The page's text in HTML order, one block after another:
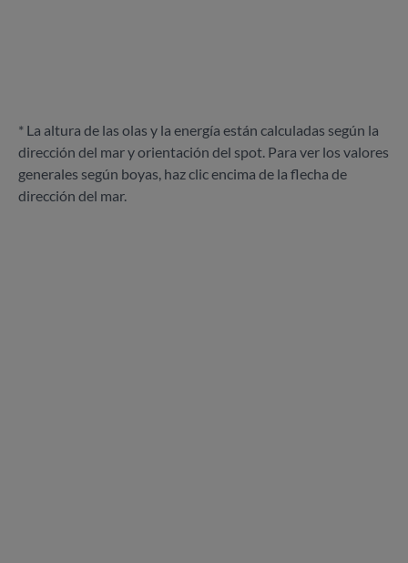
* La altura de las olas y la energía están calculadas según la
dirección del mar y orientación del spot. Para ver los valores
generales según boyas, haz clic encima de la flecha de
dirección del mar.